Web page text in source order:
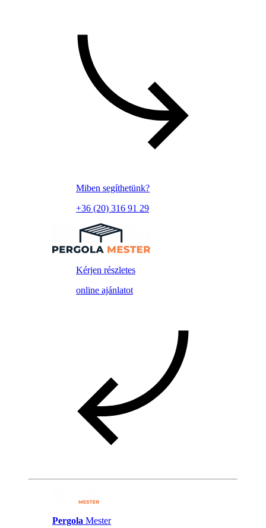
Miben segíthetünk?
+36 (20) 316 91 29
Kérjen részletes
online ajánlatot
Pergola Mester